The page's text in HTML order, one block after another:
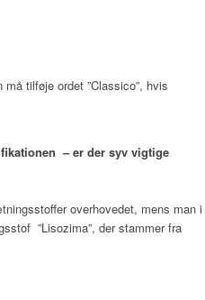
tilføje ordet ”Classico”, hvis
– er der syv vigtige
overhovedet, mens man i
”Lisozima”, der stammer fra